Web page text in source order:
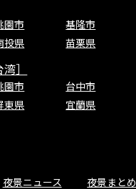
園市 基隆市
投県 苗栗県
］
園市 台中市
東県 宜蘭県
夜景ニュース 夜景まとめ